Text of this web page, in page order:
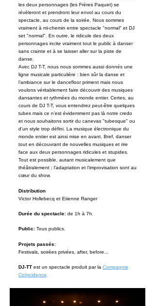
les deux personnages (les Frères Paquet) se
révèleront et prendront leur envol au cours du
spectacle, au cours de la soirée. Nous sommes
vraiment à mi-chemin entre spectacle "normal" et DJ
set "normal". En outre, le ridicule des deux
personnages incite vraiment tout le public à danser
sans crainte et à se laisser aller sur la piste de
danse.
Avec DJ T-T, nous nous sommes aussi donnés une
ligne musicale particulière : bien sûr la danse et
l’ambiance sur le dancefloor priment mais nous
voulons véritablement faire découvrir des musiques
dansantes et rythmées du monde entier. Certes, au
cours de DJ T-T, vous entendrez peut-être quelques
tubes mais ce n’est évidemment pas là notre credo
et nous souhaitons sortir du canevas "tubesque" ou
d’un style trop défini. La musique électronique du
monde entier est ainsi mise en avant. Bref, danser
tout en découvrant de nouvelles musiques et rire
face aux deux personnages ridicules et stupides.
Tout est possible, autant musicalement que
théâtralement ; l’adaptation et l’improvisation sont au
cœur du show.
Distribution
Victor Hollebecq et Etienne Ranger
Durée du spectacle: de 1h à 7h.
Public: Tous publics.
Projets passés:
Festivals, soirées privées, after, before...
DJ-TT est un spectacle produit par la Compagnie
Coïncidence